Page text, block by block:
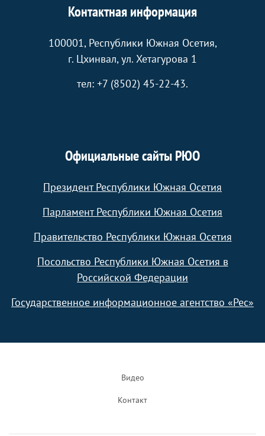
Контактная информация
100001, Республики Южная Осетия,
г. Цхинвал, ул. Хетагурова 1
тел: +7 (8502) 45-22-43.
Официальные сайты РЮО
Президент Республики Южная Осетия
Парламент Республики Южная Осетия
Правительство Республики Южная Осетия
Посольство Республики Южная Осетия в
Российской Федерации
Государственное информационное агентство «Рес»
Видео
Контакт